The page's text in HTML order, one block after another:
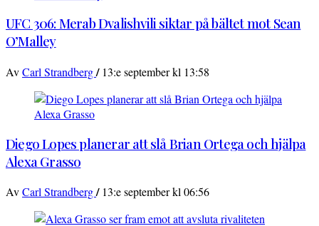
UFC 306: Merab Dvalishvili siktar på bältet mot Sean
O’Malley
AvCarl Strandberg/ 13:e september kl 13:58
Diego Lopes planerar att slå Brian Ortega och hjälpa
Alexa Grasso
AvCarl Strandberg/ 13:e september kl 06:56